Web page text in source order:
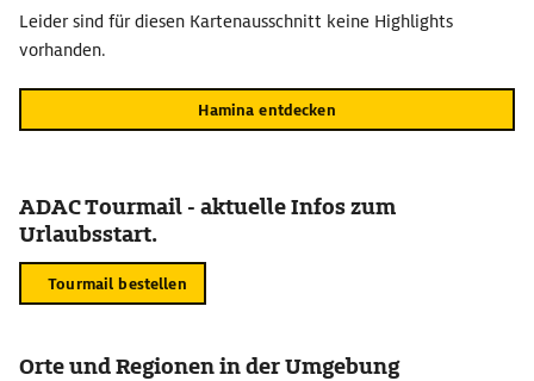
Leider sind für diesen Kartenausschnitt keine Highlights
vorhanden.
Hamina entdecken
ADAC Tourmail - aktuelle Infos zum
Urlaubsstart.
Tourmail bestellen
Orte und Regionen in der Umgebung